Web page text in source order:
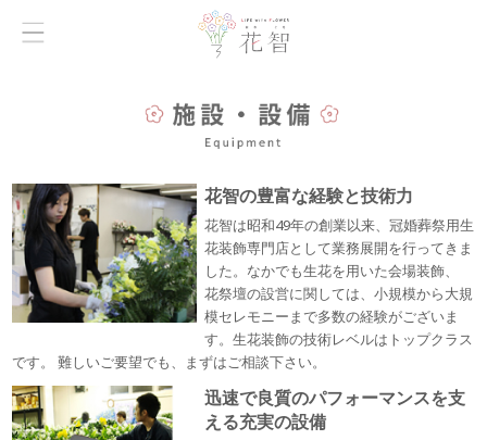
花智の豊富な経験と技術力
花智は昭和49年の創業以来、冠婚葬祭用生
花装飾専門店として業務展開を行ってきま
した。なかでも生花を用いた会場装飾、
花祭壇の設営に関しては、小規模から大規
模セレモニーまで多数の経験がございま
す。生花装飾の技術レベルはトップクラス
です。 難しいご要望でも、まずはご相談下さい。
迅速で良質のパフォーマンスを支
える充実の設備